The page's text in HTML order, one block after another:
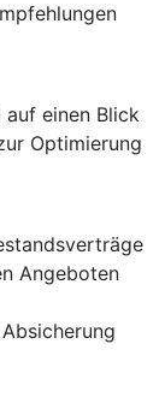
einen Blick
Optimierung
Angeboten